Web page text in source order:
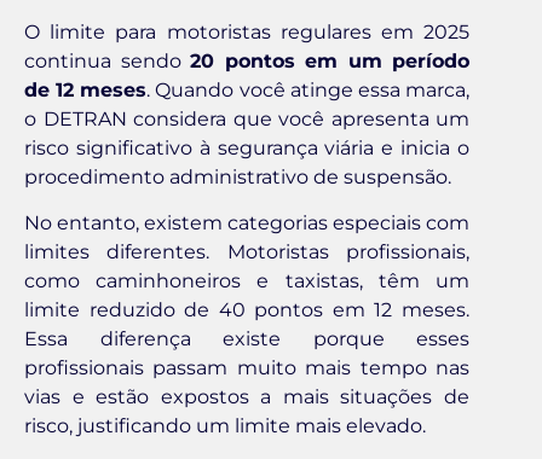
O limite para motoristas regulares em 2025
continua sendo 20 pontos em um período
de 12 meses. Quando você atinge essa marca,
o DETRAN considera que você apresenta um
risco significativo à segurança viária e inicia o
procedimento administrativo de suspensão.
No entanto, existem categorias especiais com
limites diferentes. Motoristas profissionais,
como caminhoneiros e taxistas, têm um
limite reduzido de 40 pontos em 12 meses.
Essa diferença existe porque esses
profissionais passam muito mais tempo nas
vias e estão expostos a mais situações de
risco, justificando um limite mais elevado.